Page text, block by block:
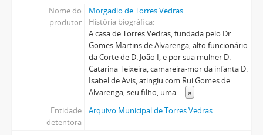
Nome do
produtor
Morgadio de Torres Vedras
História biográfica
A casa de Torres Vedras, fundada pelo Dr.
Gomes Martins de Alvarenga, alto funcionário
da Corte de D. João I, e por sua mulher D.
Catarina Teixeira, camareira-mor da infanta D.
Isabel de Avis, atingiu com Rui Gomes de
Alvarenga, seu filho, uma
»
Entidade
detentora
Arquivo Municipal de Torres Vedras